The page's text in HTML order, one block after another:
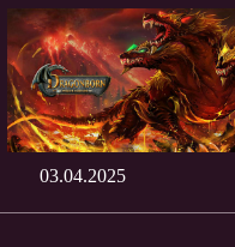
03.04.2025